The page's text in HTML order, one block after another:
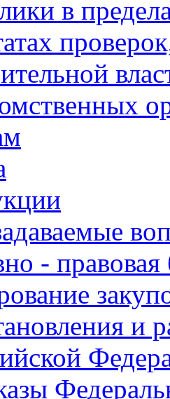
в
- правовая
и